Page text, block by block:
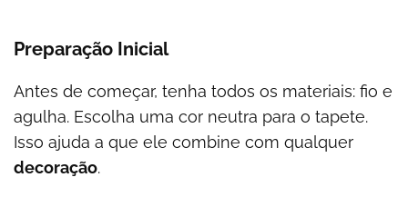
Preparação Inicial
Antes de começar, tenha todos os materiais: fio e
agulha. Escolha uma cor neutra para o tapete.
Isso ajuda a que ele combine com qualquer
decoração.